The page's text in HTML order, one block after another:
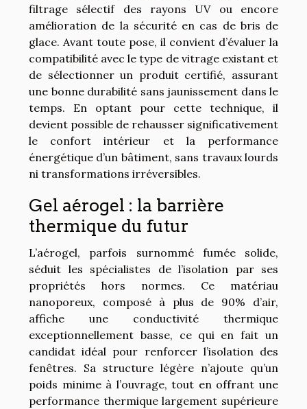
filtrage sélectif des rayons UV ou encore
amélioration de la sécurité en cas de bris de
glace. Avant toute pose, il convient d’évaluer la
compatibilité avec le type de vitrage existant et
de sélectionner un produit certifié, assurant
une bonne durabilité sans jaunissement dans le
temps. En optant pour cette technique, il
devient possible de rehausser significativement
le confort intérieur et la performance
énergétique d’un bâtiment, sans travaux lourds
ni transformations irréversibles.
Gel aérogel : la barrière
thermique du futur
L’aérogel, parfois surnommé fumée solide,
séduit les spécialistes de l’isolation par ses
propriétés hors normes. Ce matériau
nanoporeux, composé à plus de 90% d’air,
affiche une conductivité thermique
exceptionnellement basse, ce qui en fait un
candidat idéal pour renforcer l’isolation des
fenêtres. Sa structure légère n’ajoute qu’un
poids minime à l’ouvrage, tout en offrant une
performance thermique largement supérieure